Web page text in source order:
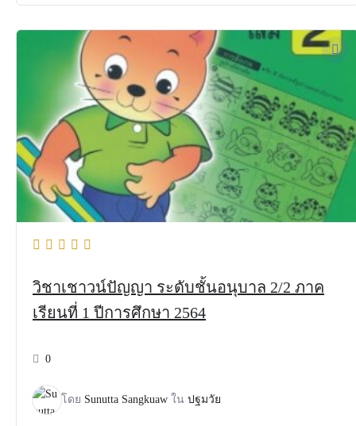
วิชาเชาวน์ปัญญา ระดับชั้นอนุบาล 2/2 ภาค
เรียนที่ 1 ปีการศึกษา 2564
0
โดย Sunutta Sangkuaw ใน ปฐมวัย